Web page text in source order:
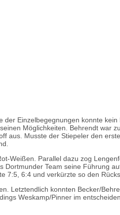
Einzelbegegnungen konnte kein
Möglichkeiten. Behrendt war
aus. Musste der Stiepeler den
Weißen. Parallel dazu zog
Dortmunder Team seine Führung
7:5, 6:4 und verkürzte so den
Letztendlich konnten Becker/
Weskamp/Pinner im